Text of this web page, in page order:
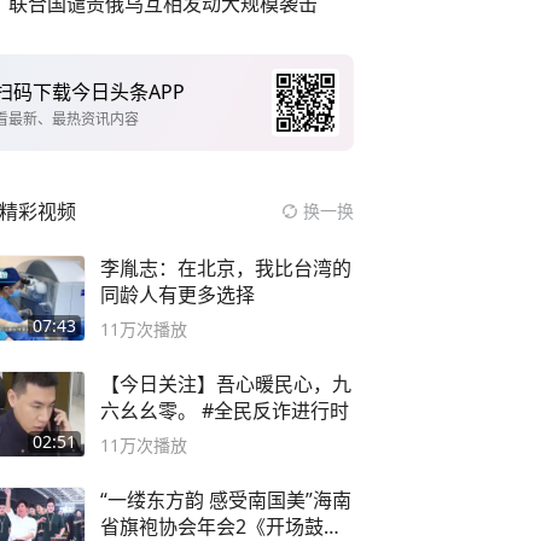
码下载今日头条APP
最新、最热资讯内容
精彩视频 换一换
07:43
李胤志：在北京，我比台湾的
同龄人有更多选择
11万次播放
02:51
【今日关注】吾心暖民心，九
六幺幺零。 #全民反诈进行时
11万次播放
“一缕东方韵 感受南国美”海南
省旗袍协会年会2《开场鼓》